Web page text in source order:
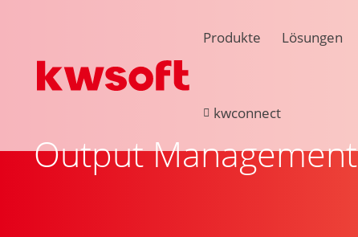
Produkte Lösungen
kwconnect
Output Management